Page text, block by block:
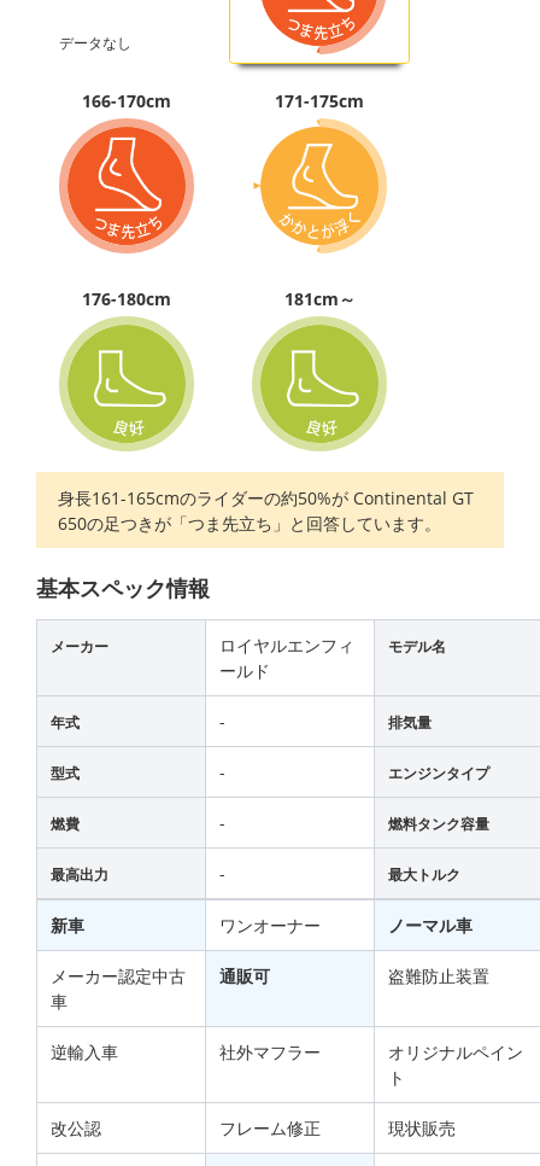
データなし
166-170cm 171-175cm
176-180cm 181cm～
身長161-165cmのライダーの約50%が Continental GT
650の足つきが「つま先立ち」と回答しています。
基本スペック情報
メーカー
ロイヤルエンフィ
ールド
モデル名
年式 - 排気量
型式 - エンジンタイプ
燃費 - 燃料タンク容量
最高出力 - 最大トルク
新車 ワンオーナー ノーマル車
メーカー認定中古
車
通販可 盗難防止装置
逆輸入車 社外マフラー
オリジナルペイン
ト
改公認 フレーム修正 現状販売